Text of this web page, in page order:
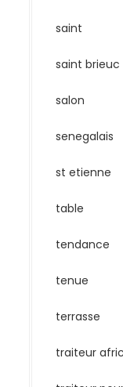
saint
saint brieuc
salon
senegalais
st etienne
table
tendance
tenue
terrasse
traiteur